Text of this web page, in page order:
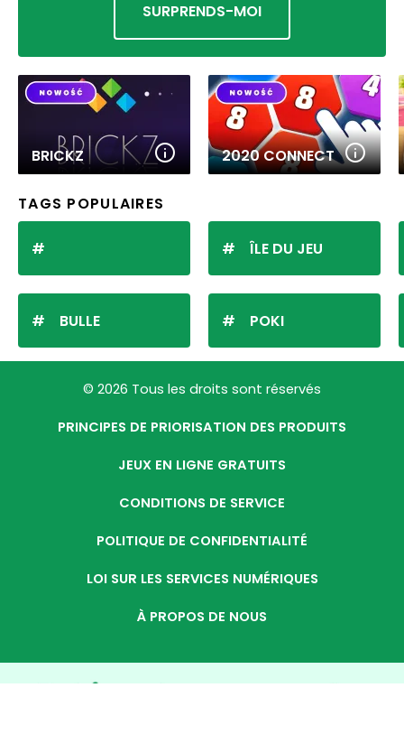
SURPRENDS-MOI
BRICKZ 2020 CONNECT
TAGS POPULAIRES
BULLE
ÎLE DU JEU
POKI
© 2026 Tous les droits sont réservés
PRINCIPES DE PRIORISATION DES PRODUITS
JEUX EN LIGNE GRATUITS
CONDITIONS DE SERVICE
POLITIQUE DE CONFIDENTIALITÉ
LOI SUR LES SERVICES NUMÉRIQUES
À PROPOS DE NOUS